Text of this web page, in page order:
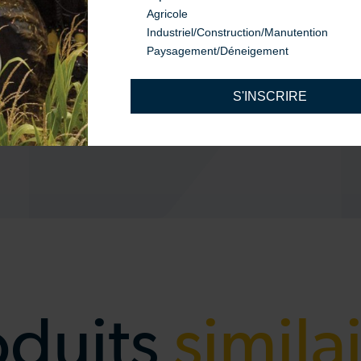
bon service.
Agricole
Industriel/Construction/Manutention
Paysagement/Déneigement
S'INSCRIRE